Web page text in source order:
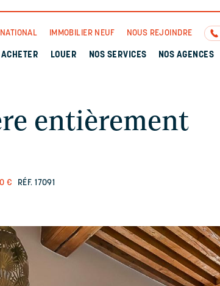
IMMOBILIER NEUF NOUS REJOINDRE
ACHETER LOUER NOS SERVICES NOS AGENCES
entièrement
€ RÉF. 17091